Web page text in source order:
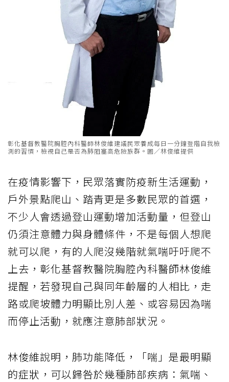
彰化基督教醫院胸腔內科醫師林俊維建議民眾養成每日一分鐘登階自我檢
測的習慣，檢視自己是否為肺阻塞高危險族群。圖／林俊維提供
在疫情影響下，民眾落實防疫新生活運動，
戶外景點爬山、踏青更是多數民眾的首選，
不少人會透過登山運動增加活動量，但登山
仍須注意體力與身體條件，不是每個人想爬
就可以爬，有的人爬沒幾階就氣喘吁吁爬不
上去，彰化基督教醫院胸腔內科醫師林俊維
提醒，若發現自己與同年齡層的人相比，走
路或爬坡體力明顯比別人差、或容易因為喘
而停止活動，就應注意肺部狀況。
林俊維說明，肺功能降低，「喘」是最明顯
的症狀，可以歸咎於幾種肺部疾病：氣喘、